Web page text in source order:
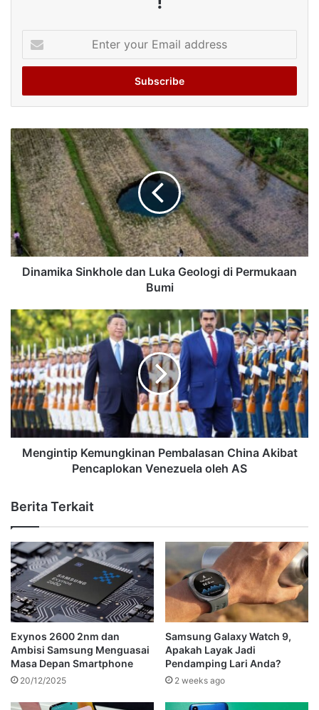
your
Email
Dinamika Sinkhole dan Luka Geologi di Permukaan
Bumi
Mengintip Kemungkinan Pembalasan China Akibat
Pencaplokan Venezuela oleh AS
Berita Terkait
Exynos 2600 2nm dan
Ambisi Samsung Menguasai
Masa Depan Smartphone
20/12/2025
Samsung Galaxy Watch 9,
Apakah Layak Jadi
Pendamping Lari Anda?
2 weeks ago